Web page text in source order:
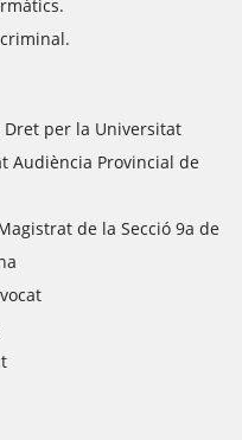
Dret per la Universitat
Audiència Provincial de
de la Secció 9a de